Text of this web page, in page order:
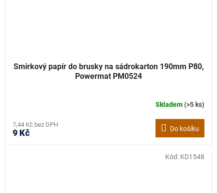
Smirkový papír do brusky na sádrokarton 190mm P80,
Powermat PM0524
Skladem(>5 ks)
7,44 Kč bez DPH
9 Kč Do košíku
Kód: KD1548